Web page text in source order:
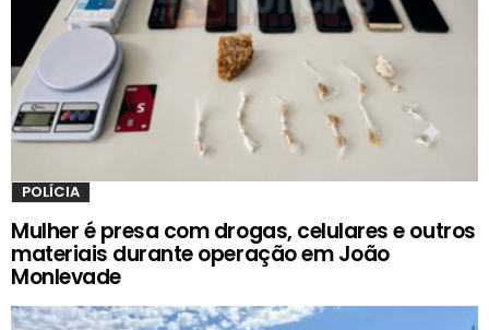
POLÍCIA
Mulher é presa com drogas, celulares e outros
materiais durante operação em João
Monlevade